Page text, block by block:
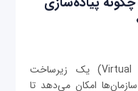
مرکز داده مجازی (Virtual Data Center) یک زیرساخت
امکان می‌دهد تا